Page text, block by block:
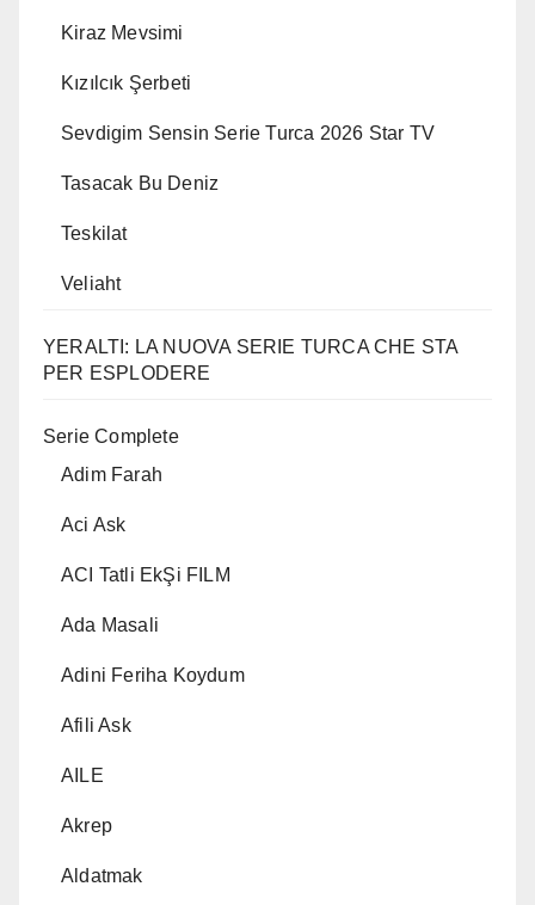
Kiraz Mevsimi
Kızılcık Şerbeti
Sevdigim Sensin Serie Turca 2026 Star TV
Tasacak Bu Deniz
Teskilat
Veliaht
YERALTI: LA NUOVA SERIE TURCA CHE STA
PER ESPLODERE
Serie Complete
Adim Farah
Aci Ask
ACI Tatli EkŞi FILM
Ada Masali
Adini Feriha Koydum
Afili Ask
AILE
Akrep
Aldatmak